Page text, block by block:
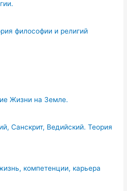
философии и религий
Жизни на Земле.
Санскрит, Ведийский. Теория
компетенции, карьера